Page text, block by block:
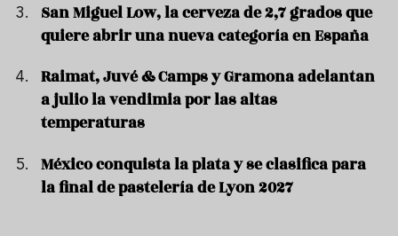
San Miguel Low, la cerveza de 2,7 grados que
quiere abrir una nueva categoría en España
Raimat, Juvé & Camps y Gramona adelantan
a julio la vendimia por las altas
temperaturas
México conquista la plata y se clasifica para
la final de pastelería de Lyon 2027